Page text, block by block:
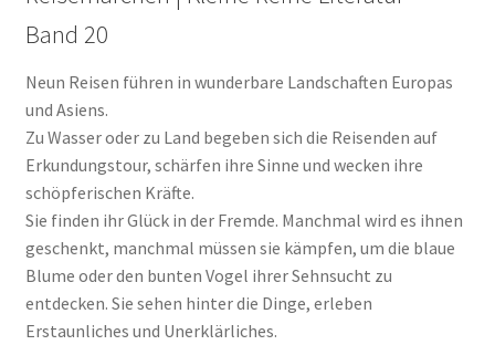
Band 20
Neun Reisen führen in wunderbare Landschaften Europas
und Asiens.
Zu Wasser oder zu Land begeben sich die Reisenden auf
Erkundungstour, schärfen ihre Sinne und wecken ihre
schöpferischen Kräfte.
Sie finden ihr Glück in der Fremde. Manchmal wird es ihnen
geschenkt, manchmal müssen sie kämpfen, um die blaue
Blume oder den bunten Vogel ihrer Sehnsucht zu
entdecken. Sie sehen hinter die Dinge, erleben
Erstaunliches und Unerklärliches.